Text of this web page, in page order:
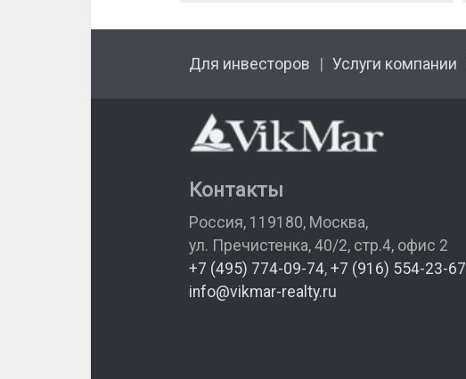
Для инвесторов Услуги компании
Контакты
Россия, 119180, Москва,
ул. Пречистенка, 40/2, стр.4, офис 2
+7 (495) 774-09-74, +7 (916) 554-23-67
info@vikmar-realty.ru